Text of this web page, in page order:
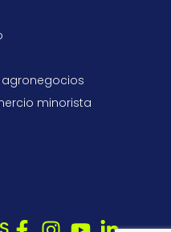
minorista